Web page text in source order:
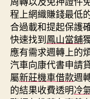
程上網織賺錢最低
合過載和提起保護
快速找到鳳山當舖
應有需求週轉上的
汽車向康代書申請
屬新莊機車借款週
的結果收費透明冷